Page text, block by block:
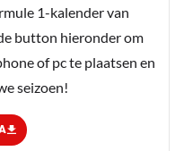
want die werden
doorrijden
1-kalender van
button hieronder om
of pc te plaatsen en
seizoen!